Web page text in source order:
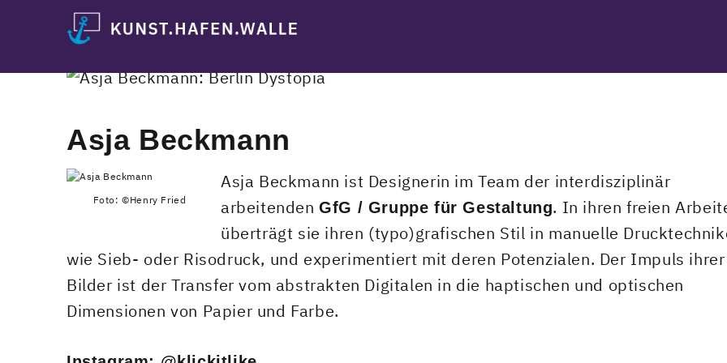
Asja Beckmann
Foto: ©Henry Fried
Asja Beckmann ist Designerin im Team der interdisziplinär
arbeitendenGfG / Gruppe für Gestaltung. In ihren freien
überträgt sie ihren (typo)grafischen Stil in manuelle
wie Sieb- oder Risodruck, und experimentiert mit deren Potenzialen. Der Impuls ihrer
Bilder ist der Transfer vom abstrakten Digitalen in die haptischen und optischen
Dimensionen von Papier und Farbe.